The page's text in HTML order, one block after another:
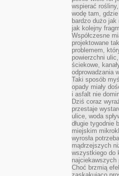
wspierać
wodę tam,
bardzo dużo
jak kolejny
Współczesne
projektowane
problemem,
powierzchni
ściekowe,
odprowadzania
Taki sposób
opady miały
i asfalt nie
Dziś coraz
przestaje
ulice, woda
długie tygodnie
miejskim
wyrosła
mądrzejszych
wszystkiego do
najciekawszych
Choć brzmią